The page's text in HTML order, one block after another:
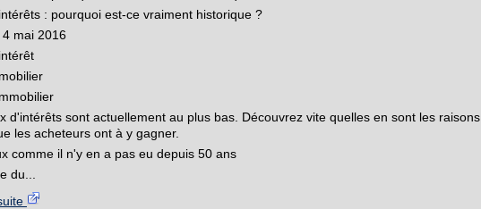
: pourquoi est-ce vraiment historique ?
mai 2016
d'intérêts sont actuellement au plus bas. Découvrez vite quelles en sont les raisons
les acheteurs ont à y gagner.
comme il n'y en a pas eu depuis 50 ans
du...